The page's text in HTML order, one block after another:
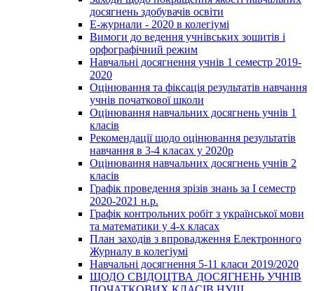
досягнень здобувачів освіти
Е-журнали - 2020 в колегіумі
Вимоги до ведення учнівських зошитів і
орфографічний режим
Навчальні досягнення учнів 1 семестр 2019-
2020
Оцінювання та фіксація результатів навчання
учнів початкової школи
Оцінювання навчальних досягнень учнів 1
класів
Рекомендації щодо оцінювання результатів
навчання в 3-4 класах у 2020р
Оцінювання навчальних досягнень учнів 2
класів
Графік проведення зрізів знань за І семестр
2020-2021 н.р.
Графік контрольних робіт з української мови
та математики у 4-х класах
План заходів з впровадження Електронного
Журналу в колегіумі
Навчальні досягнення 5-11 класи 2019/2020
ЩОДО СВІДОЦТВА ДОСЯГНЕНЬ УЧНІВ